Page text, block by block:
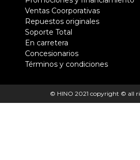
Ventas Coorporativas
Repuestos originales
Soporte Total
En carretera
Concesionarios
Términos y condiciones
© HINO 2021 copyright © all